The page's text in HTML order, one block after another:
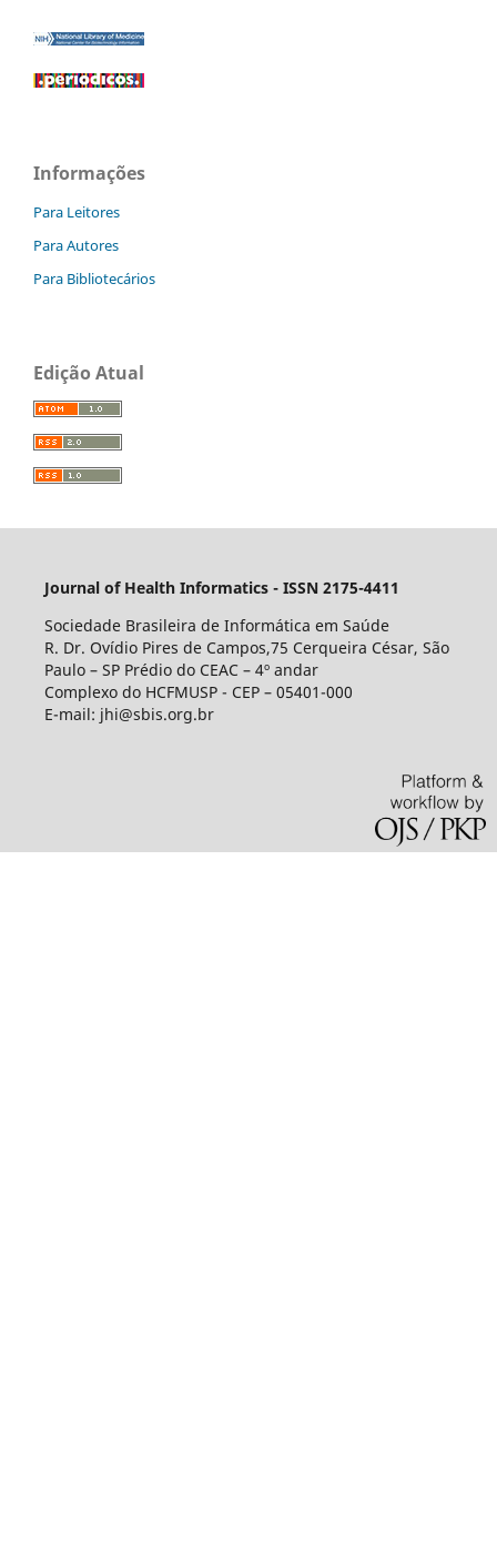
Informações
Para Leitores
Para Autores
Para Bibliotecários
Edição Atual
Journal of Health Informatics - ISSN 2175-4411
Sociedade Brasileira de Informática em Saúde
R. Dr. Ovídio Pires de Campos,75 Cerqueira César, São
Paulo – SP Prédio do CEAC – 4º andar
Complexo do HCFMUSP - CEP – 05401-000
E-mail: jhi@sbis.org.br